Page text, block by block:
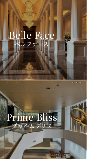
Belle Face
ベルファース
Prime Bliss
プライムブリス